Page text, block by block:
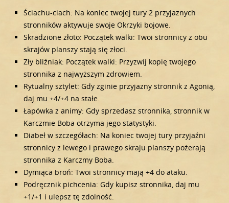
Ściachu-ciach: Na koniec twojej tury 2 przyjaznych
stronników aktywuje swoje Okrzyki bojowe.
Skradzione złoto: Początek walki: Twoi stronnicy z obu
skrajów planszy stają się złoci.
Zły bliźniak: Początek walki: Przyzwij kopię twojego
stronnika z najwyższym zdrowiem.
Rytualny sztylet: Gdy zginie przyjazny stronnik z Agonią,
daj mu +4/+4 na stałe.
Łapówka z animy: Gdy sprzedasz stronnika, stronnik w
Karczmie Boba otrzyma jego statystyki.
Diabeł w szczegółach: Na koniec twojej tury przyjaźni
stronnicy z lewego i prawego skraju planszy pożerają
stronnika z Karczmy Boba.
Dymiąca broń: Twoi stronnicy mają +4 do ataku.
Podręcznik pichcenia: Gdy kupisz stronnika, daj mu
+1/+1 i ulepsz tę zdolność.